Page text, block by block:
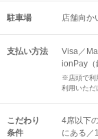
駐車場 店舗向か
支払い方法
Visa／
ionPay（
※店頭で利
利用いただ
こだわり
条件
4席以下
にある／